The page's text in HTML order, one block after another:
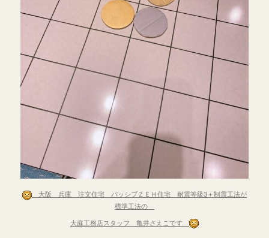
大阪 兵庫 注文住宅 パッシブＺＥＨ住宅 耐震等級3＋制震工法が
標準工法の
大庭工務店スタッフ 亀井さえこです